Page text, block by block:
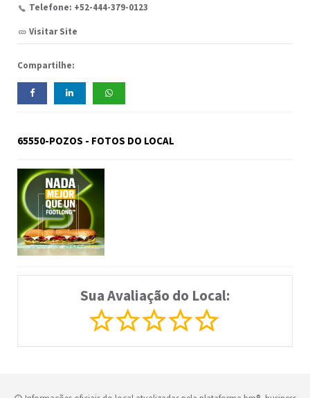
Telefone: +52-444-379-0123
Visitar Site
Compartilhe:
65550-POZOS - FOTOS DO LOCAL
Sua Avaliação do Local: